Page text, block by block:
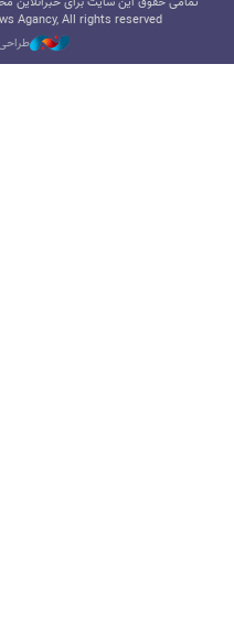
Agancy, All rights reserved